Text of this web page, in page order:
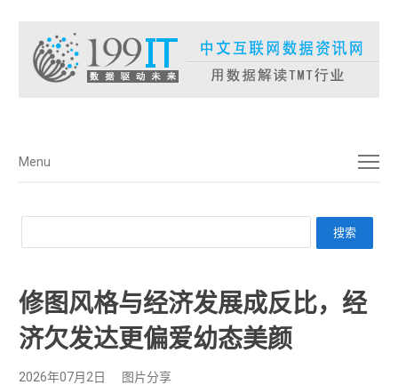
菜单
Menu
修图风格与经济发展成反比，经
济欠发达更偏爱幼态美颜
2026年07月2日 图片分享